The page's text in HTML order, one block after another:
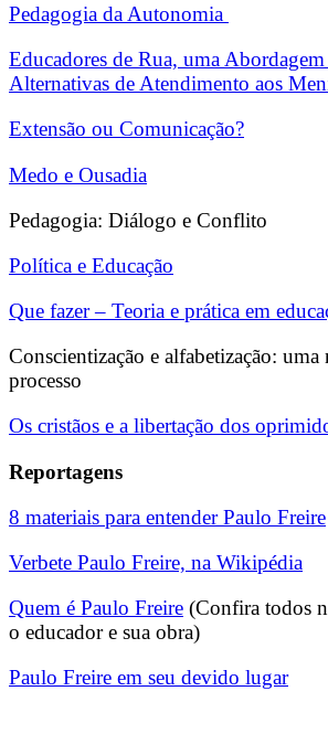
Pedagogia da Autonomia
Educadores de Rua, uma
Alternativas de Atendimento aos
Extensão ou Comunicação?
Medo e Ousadia
Pedagogia: Diálogo e Conflito
Política e Educação
Que fazer – Teoria e prática em
Conscientização e alfabetização:
processo
Os cristãos e a libertação dos
Reportagens
8 materiais para entender Paulo Freire
Verbete Paulo Freire, na Wikipédia
Quem é Paulo Freire (Confira todos
o educador e sua obra)
Paulo Freire em seu devido lugar